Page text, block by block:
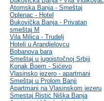
Atomska Banja - Smeštaj
Oplenac - Hotel
Bukovička Banja - Privatan
smeštaj M
Vila Milica - Trudelj
Hoteli u Arandjelovcu
Bobanova bara
Smeštaj u jugoistočnoj Srbiji
Konak Boem - Sićevo
Vlasinsko jezero - apartmani
Smeštaj u Prolom Banji
Apartmani na Vlasinskom jezeru
Smestaj Ristić Niška Banja